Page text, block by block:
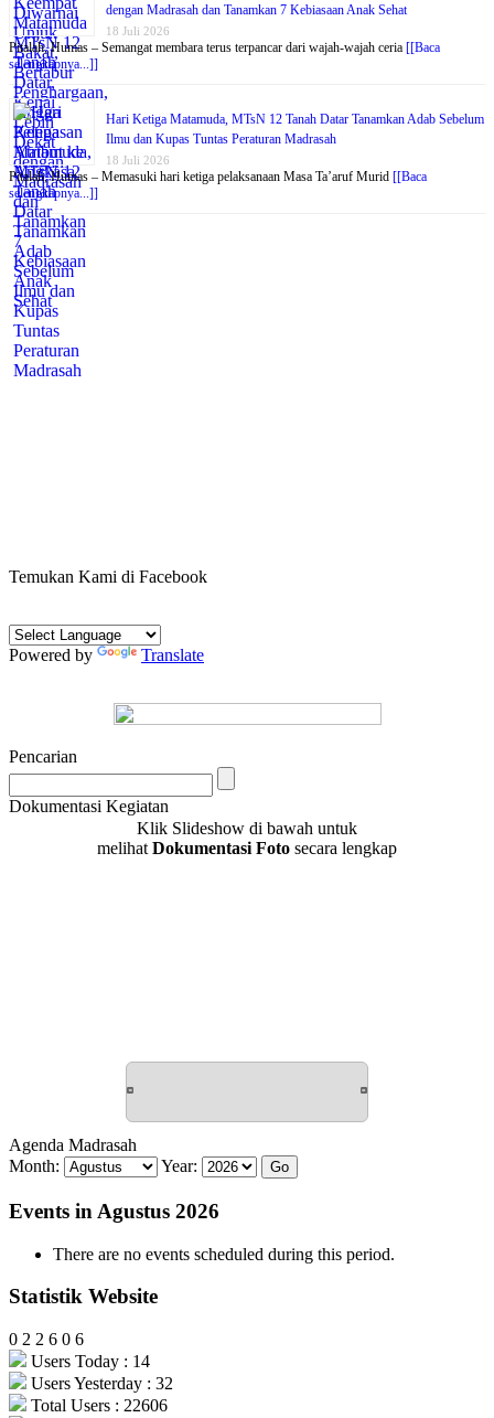
dengan Madrasah dan Tanamkan 7 Kebiasaan Anak Sehat
18 Juli 2026
Pitalah, Humas – Semangat membara terus terpancar dari wajah-wajah ceria [[Baca
selengkapnya...]]
Hari Ketiga Matamuda, MTsN 12 Tanah Datar Tanamkan Adab Sebelum
Ilmu dan Kupas Tuntas Peraturan Madrasah
18 Juli 2026
Pitalah, Humas – Memasuki hari ketiga pelaksanaan Masa Ta’aruf Murid [[Baca
selengkapnya...]]
Temukan Kami di Facebook
Powered by Translate
Pencarian
Dokumentasi Kegiatan
Klik Slideshow di bawah untuk
melihat Dokumentasi Foto secara lengkap
Agenda Madrasah
Month:
Year:
Events in Agustus 2026
There are no events scheduled during this period.
Statistik Website
0 2 2 6 0 6
Users Today : 14
Users Yesterday : 32
Total Users : 22606